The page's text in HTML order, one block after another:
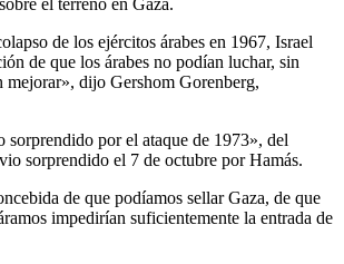
el terreno en Gaza.
de los ejércitos árabes en 1967, Israel
de que los árabes no podían luchar, sin
mejorar», dijo Gershom Gorenberg,
sorprendido por el ataque de 1973», del
sorprendido el 7 de octubre por Hamás.
de que podíamos sellar Gaza, de que
impedirían suficientemente la entrada de